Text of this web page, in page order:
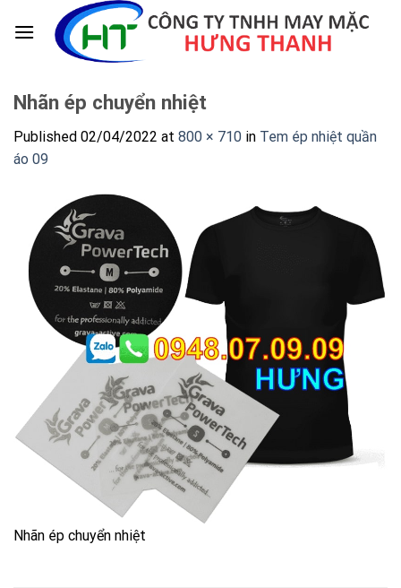
Nhãn ép chuyển nhiệt
Published 02/04/2022 at 800 × 710 in Tem ép nhiệt quần
áo 09
Nhãn ép chuyển nhiệt